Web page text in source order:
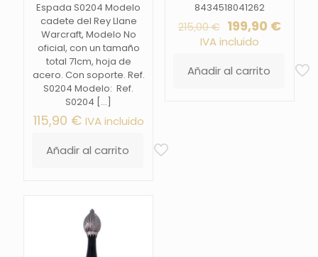
Espada S0204 Modelo
cadete del Rey Llane
Warcraft, Modelo No
oficial, con un tamaño
total 71cm, hoja de
acero. Con soporte. Ref.
S0204 Modelo: Ref.
S0204 […]
115,90 € IVA incluido
Añadir al carrito
8434518041262
215,00€ El
precio
era:
215,00 €.
199,90 €El
es:
IVA incluido
Añadir al carrito